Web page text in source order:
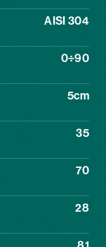
AISI 304
0÷90
5cm
35
70
28